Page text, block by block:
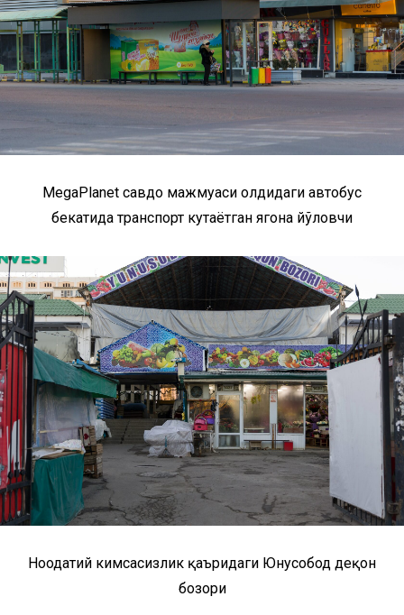
MegaPlanet савдо мажмуаси олдидаги автобус
бекатида транспорт кутаётган ягона йўловчи
Ноодатий кимсасизлик қаъридаги Юнусобод деҳқон
бозори